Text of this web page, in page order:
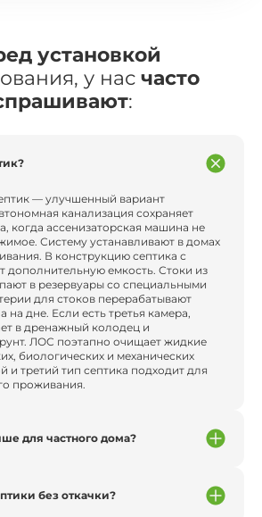
установкой
у нас часто
:
— улучшенный вариант
канализация сохраняет
когда ассенизаторская машина не
Систему устанавливают в домах
В конструкцию септика с
дополнительную емкость. Стоки из
в резервуары со специальными
для стоков перерабатывают
дне. Если есть третья камера,
в дренажный колодец и
ЛОС поэтапно очищает жидкие
биологических и механических
и третий тип септика подходит для
проживания.
для частного дома?
без откачки?